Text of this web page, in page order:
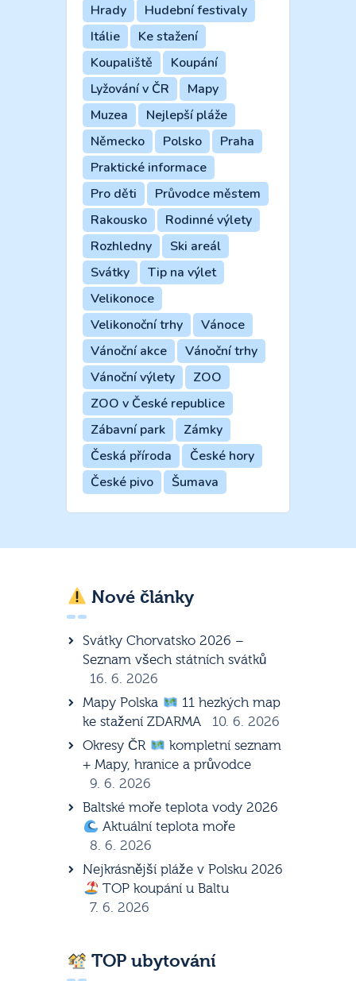
Hrady
Hudební festivaly
Itálie
Ke stažení
Koupaliště
Koupání
Lyžování v ČR
Mapy
Muzea
Nejlepší pláže
Německo
Polsko
Praha
Praktické informace
Pro děti
Průvodce městem
Rakousko
Rodinné výlety
Rozhledny
Ski areál
Svátky
Tip na výlet
Velikonoce
Velikonoční trhy
Vánoce
Vánoční akce
Vánoční trhy
Vánoční výlety
ZOO
ZOO v České republice
Zábavní park
Zámky
Česká příroda
České hory
České pivo
Šumava
Nové články
Svátky Chorvatsko 2026 –
Seznam všech státních svátků
16. 6. 2026
Mapy Polska
11 hezkých map
ke stažení ZDARMA
10. 6. 2026
Okresy ČR
kompletní seznam
+ Mapy, hranice a průvodce
9. 6. 2026
Baltské moře teplota vody 2026
Aktuální teplota moře
8. 6. 2026
Nejkrásnější pláže v Polsku 2026
TOP koupání u Baltu
7. 6. 2026
TOP ubytování